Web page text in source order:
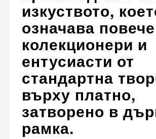
изкуството,
означава
колекционери и
ентусиасти от
стандартна
върху платно,
затворено в
рамка.